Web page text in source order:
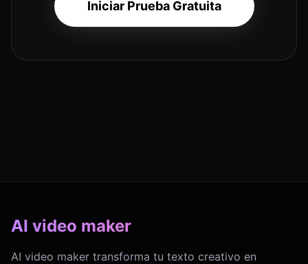
Iniciar Prueba Gratuita
AI video maker
AI video maker transforma tu texto creativo en